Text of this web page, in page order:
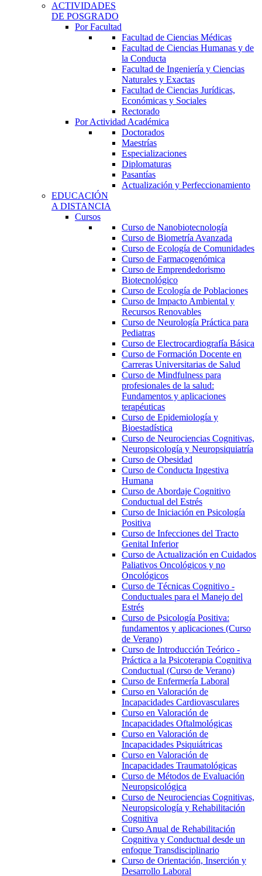
ACTIVIDADES
DE POSGRADO
Por Facultad
Facultad de Ciencias Médicas
Facultad de Ciencias Humanas y de
la Conducta
Facultad de Ingeniería y Ciencias
Naturales y Exactas
Facultad de Ciencias Jurídicas,
Económicas y Sociales
Rectorado
Por Actividad Académica
Doctorados
Maestrías
Especializaciones
Diplomaturas
Pasantías
Actualización y Perfeccionamiento
EDUCACIÓN
A DISTANCIA
Cursos
Curso de Nanobiotecnología
Curso de Biometría Avanzada
Curso de Ecología de Comunidades
Curso de Farmacogenómica
Curso de Emprendedorismo
Biotecnológico
Curso de Ecología de Poblaciones
Curso de Impacto Ambiental y
Recursos Renovables
Curso de Neurología Práctica para
Pediatras
Curso de Electrocardiografía Básica
Curso de Formación Docente en
Carreras Universitarias de Salud
Curso de Mindfulness para
profesionales de la salud:
Fundamentos y aplicaciones
terapéuticas
Curso de Epidemiología y
Bioestadística
Curso de Neurociencias Cognitivas,
Neuropsicología y Neuropsiquiatría
Curso de Obesidad
Curso de Conducta Ingestiva
Humana
Curso de Abordaje Cognitivo
Conductual del Estrés
Curso de Iniciación en Psicología
Positiva
Curso de Infecciones del Tracto
Genital Inferior
Curso de Actualización en Cuidados
Paliativos Oncológicos y no
Oncológicos
Curso de Técnicas Cognitivo -
Conductuales para el Manejo del
Estrés
Curso de Psicología Positiva:
fundamentos y aplicaciones (Curso
de Verano)
Curso de Introducción Teórico -
Práctica a la Psicoterapia Cognitiva
Conductual (Curso de Verano)
Curso de Enfermería Laboral
Curso en Valoración de
Incapacidades Cardiovasculares
Curso en Valoración de
Incapacidades Oftalmológicas
Curso en Valoración de
Incapacidades Psiquiátricas
Curso en Valoración de
Incapacidades Traumatológicas
Curso de Métodos de Evaluación
Neuropsicológica
Curso de Neurociencias Cognitivas,
Neuropsicología y Rehabilitación
Cognitiva
Curso Anual de Rehabilitación
Cognitiva y Conductual desde un
enfoque Transdisciplinario
Curso de Orientación, Inserción y
Desarrollo Laboral